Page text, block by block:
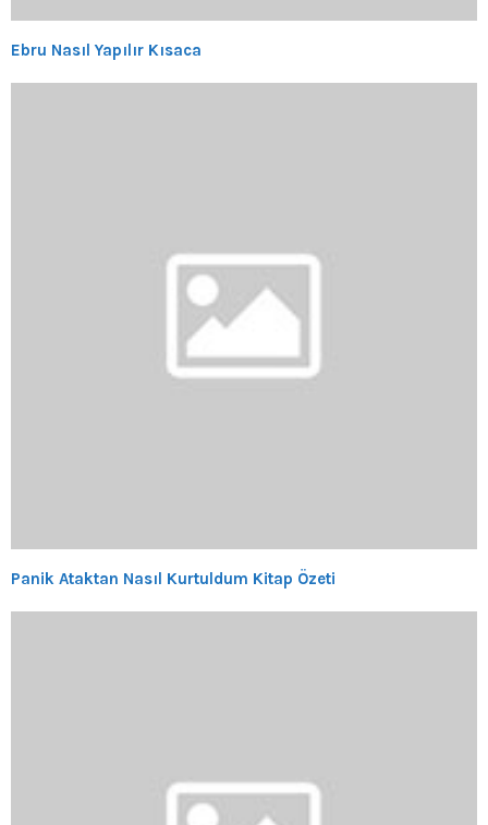
Ebru Nasıl Yapılır Kısaca
Panik Ataktan Nasıl Kurtuldum Kitap Özeti